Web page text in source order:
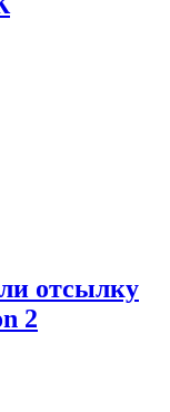
отсылку
2